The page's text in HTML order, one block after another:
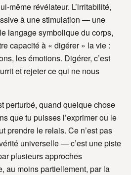
même révélateur. L’irritabilité,
à une stimulation — une
langage symbolique du corps,
capacité à « digérer » la vie :
les émotions. Digérer, c’est
et rejeter ce qui ne nous
perturbé, quand quelque chose
que tu puisses l’exprimer ou le
prendre le relais. Ce n’est pas
universelle — c’est une piste
plusieurs approches
au moins partiellement, par la